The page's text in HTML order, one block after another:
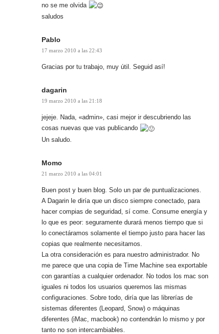
no se me olvida
saludos
Pablo
17 marzo 2010 a las 22:43
Gracias por tu trabajo, muy útil. Seguid así!
dagarin
19 marzo 2010 a las 21:18
jejeje. Nada, «admin», casi mejor ir descubriendo las
cosas nuevas que vas publicando
Un saludo.
Momo
21 marzo 2010 a las 04:01
Buen post y buen blog. Solo un par de puntualizaciones.
A Dagarin le diría que un disco siempre conectado, para
hacer compias de seguridad, sí come. Consume energía y
lo que es peor: seguramente durará menos tiempo que si
lo conectáramos solamente el tiempo justo para hacer las
copias que realmente necesitamos.
La otra consideración es para nuestro administrador. No
me parece que una copia de Time Machine sea exportable
con garantías a cualquier ordenador. No todos los mac son
iguales ni todos los usuarios queremos las mismas
configuraciones. Sobre todo, diría que las librerías de
sistemas diferentes (Leopard, Snow) o máquinas
diferentes (iMac, macbook) no contendrán lo mismo y por
tanto no son intercambiables.